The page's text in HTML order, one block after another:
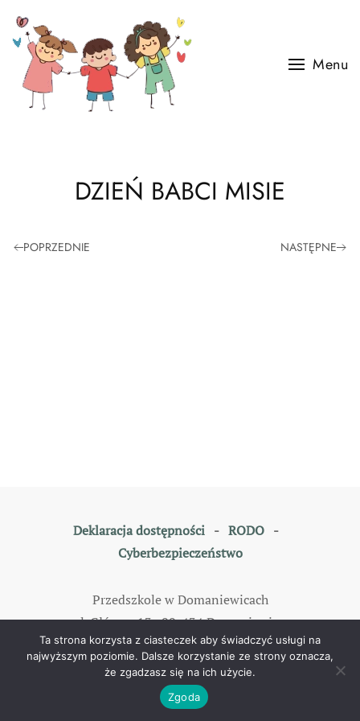
Skip to main content
Menu
DZIEŃ BABCI MISIE
POPRZEDNIE NASTĘPNE
Deklaracja dostępności- RODO-
Cyberbezpieczeństwo
Przedszkole w Domaniewicach
ul. Główna 13, 99-434 Domaniewice
tel: 46 838 35 79
All rights reserved. Designed byTOMKAM
Ta strona korzysta z ciasteczek aby świadczyć usługi na
najwyższym poziomie. Dalsze korzystanie ze strony oznacza,
że zgadzasz się na ich użycie.
Zgoda